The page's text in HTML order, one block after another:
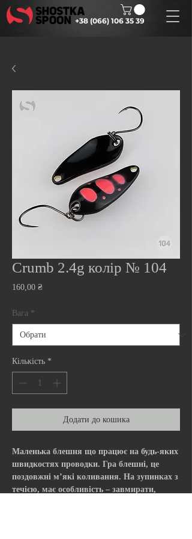
+38 (066) 106 35 39
Crumb 2.4g колір № 104
160,00 ₴Ціна
Вага *
Кількість *
Додати до кошика
Маленька блешня що працює на будь-яких
швидкостях проводки. Гра блешні, це
поздовжні м’які коливання. На зупинках з
течією, має особливість – завмирати,